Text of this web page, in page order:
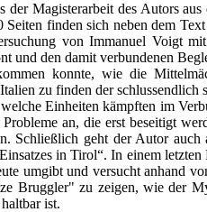
der Magisterarbeit des Autors
finden sich neben dem
von Immanuel Voigt
und den damit verbundenen
konnte, wie die
zu finden der schlussendlich
Einheiten kämpften im
an, die erst beseitigt
Schließlich geht der Autor
in Tirol“. In einem
umgibt und versucht anhand
Bruggler" zu zeigen, wie der
ist.